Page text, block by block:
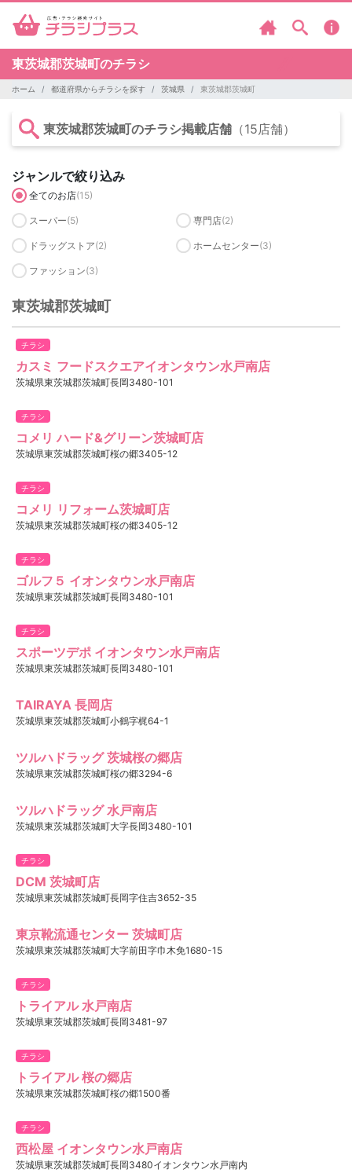
東茨城郡茨城町のチラシ
ホーム 都道府県からチラシを探す 茨城県 東茨城郡茨城町
東茨城郡茨城町のチラシ掲載店舗 （15店舗）
ジャンルで絞り込み
全てのお店(15)
スーパー(5) 専門店(2)
ドラッグストア(2) ホームセンター(3)
ファッション(3)
東茨城郡茨城町
チラシ
カスミ フードスクエアイオンタウン水戸南店
茨城県東茨城郡茨城町長岡3480-101
チラシ
コメリ ハード&グリーン茨城町店
茨城県東茨城郡茨城町桜の郷3405-12
チラシ
コメリ リフォーム茨城町店
茨城県東茨城郡茨城町桜の郷3405-12
チラシ
ゴルフ５ イオンタウン水戸南店
茨城県東茨城郡茨城町長岡3480-101
チラシ
スポーツデポ イオンタウン水戸南店
茨城県東茨城郡茨城町長岡3480-101
TAIRAYA 長岡店
茨城県東茨城郡茨城町小鶴字梶64-1
ツルハドラッグ 茨城桜の郷店
茨城県東茨城郡茨城町桜の郷3294-6
ツルハドラッグ 水戸南店
茨城県東茨城郡茨城町大字長岡3480-101
チラシ
DCM 茨城町店
茨城県東茨城郡茨城町長岡字住吉3652-35
東京靴流通センター 茨城町店
茨城県東茨城郡茨城町大字前田字巾木免1680-15
チラシ
トライアル 水戸南店
茨城県東茨城郡茨城町長岡3481-97
チラシ
トライアル 桜の郷店
茨城県東茨城郡茨城町桜の郷1500番
チラシ
西松屋 イオンタウン水戸南店
茨城県東茨城郡茨城町長岡3480イオンタウン水戸南内